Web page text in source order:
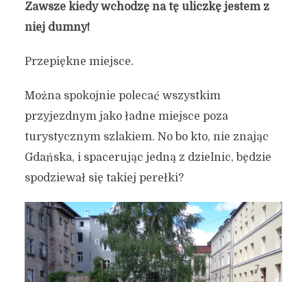
Zawsze kiedy wchodzę na tę uliczkę jestem z
niej dumny!
Przepiękne miejsce.
Można spokojnie polecać wszystkim
przyjezdnym jako ładne miejsce poza
turystycznym szlakiem. No bo kto, nie znając
Gdańska, i spacerując jedną z dzielnic, będzie
spodziewał się takiej perełki?